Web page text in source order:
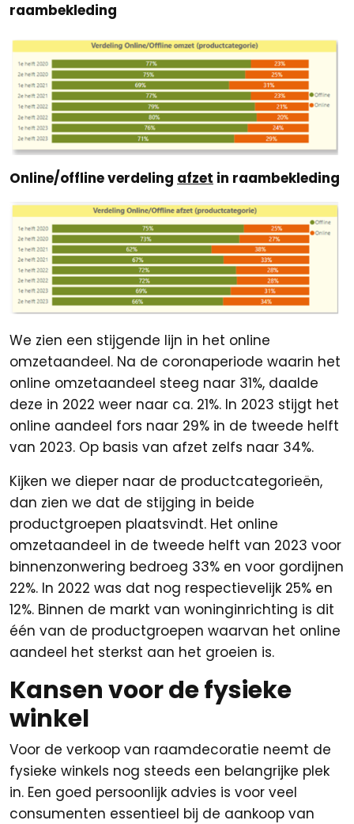
raambekleding
Online/offline verdeling afzet in raambekleding
We zien een stijgende lijn in het online
omzetaandeel. Na de coronaperiode waarin het
online omzetaandeel steeg naar 31%, daalde
deze in 2022 weer naar ca. 21%. In 2023 stijgt het
online aandeel fors naar 29% in de tweede helft
van 2023. Op basis van afzet zelfs naar 34%.
Kijken we dieper naar de productcategorieën,
dan zien we dat de stijging in beide
productgroepen plaatsvindt. Het online
omzetaandeel in de tweede helft van 2023 voor
binnenzonwering bedroeg 33% en voor gordijnen
22%. In 2022 was dat nog respectievelijk 25% en
12%. Binnen de markt van woninginrichting is dit
één van de productgroepen waarvan het online
aandeel het sterkst aan het groeien is.
Kansen voor de fysieke
winkel
Voor de verkoop van raamdecoratie neemt de
fysieke winkels nog steeds een belangrijke plek
in. Een goed persoonlijk advies is voor veel
consumenten essentieel bij de aankoop van